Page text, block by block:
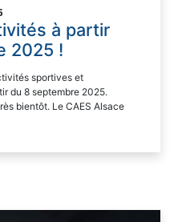
à partir
2025 !
sportives et
du 8 septembre 2025.
bientôt. Le CAES Alsace